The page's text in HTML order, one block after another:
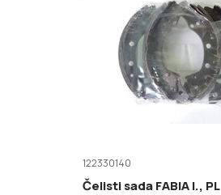
122330140
Čelisti sada FABIA I., PL